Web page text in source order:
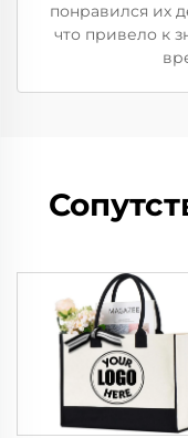
понравился их
что привело к